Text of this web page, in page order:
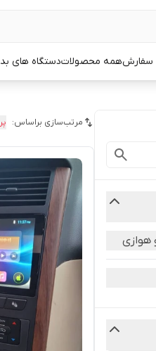
سفارشهمه محصولاتدستگاه های
هوازی
مرتب‌سازی براساس: